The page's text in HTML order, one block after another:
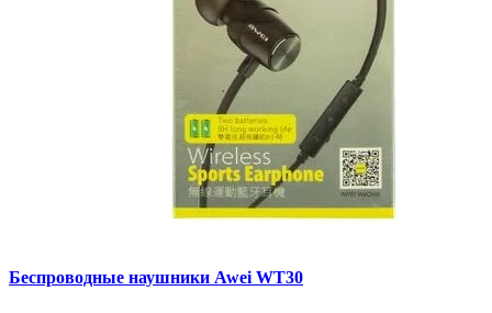
Беспроводные наушники Awei WT30